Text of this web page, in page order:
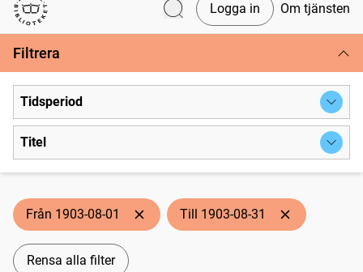
Svenska tidningar
Logga in Om tjänsten
Filtrera
Tidsperiod
Titel
Från 1903-08-01 Till 1903-08-31
Rensa alla filter